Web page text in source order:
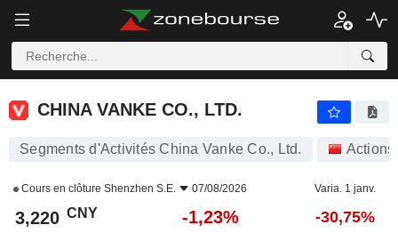
CHINA VANKE CO., LTD.
CHINA VANKE CO., LTD.
Segments d'Activités China Vanke Co., Ltd. Actions
Cours en clôture Shenzhen S.E. 07/08/2026 Varia. 1 janv.
3,220 CNY -1,23% -30,75%